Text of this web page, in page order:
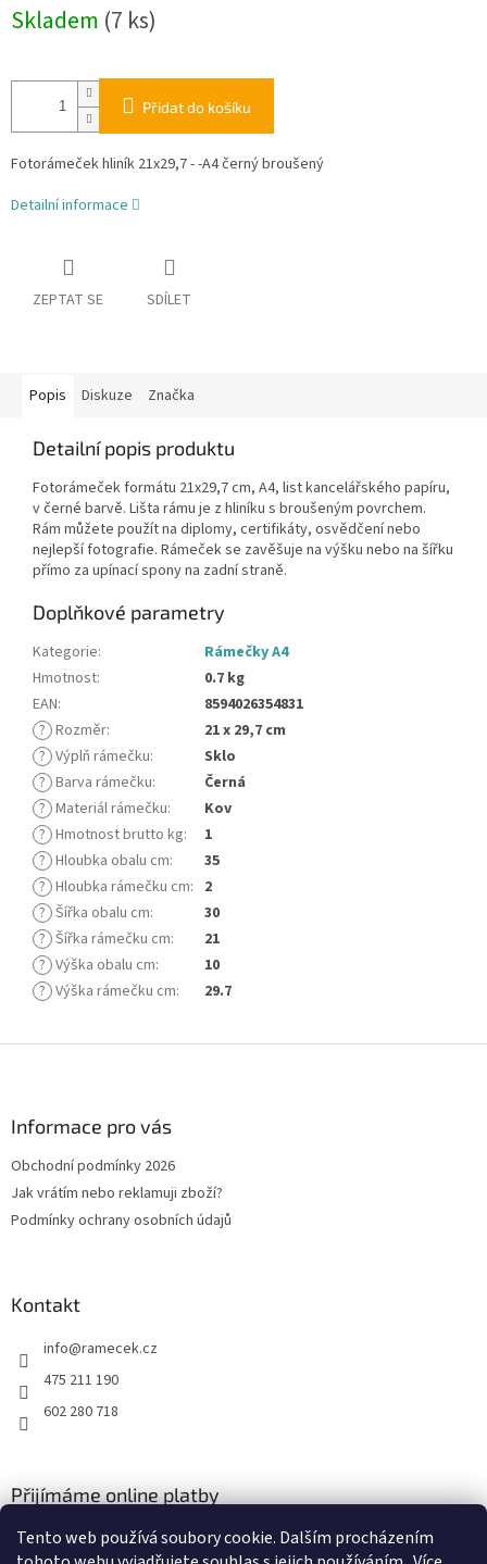
Tento web používá soubory cookie. Dalším procházením
cena:
Skladem (7 ks)
Přidat do košíku
Fotorámeček hliník 21x29,7 - -A4 černý broušený
Detailní informace
ZEPTAT SE SDÍLET
Popis Diskuze Značka
Detailní popis produktu
Fotorámeček formátu 21x29,7 cm, A4, list kancelářského papíru,
v černé barvě. Lišta rámu je z hliníku s broušeným povrchem.
Rám můžete použít na diplomy, certifikáty, osvědčení nebo
nejlepší fotografie. Rámeček se zavěšuje na výšku nebo na šířku
přímo za upínací spony na zadní straně.
Doplňkové parametry
Kategorie:
Rámečky A4
Hmotnost:
0.7 kg
EAN:
8594026354831
? Rozměr:
21 x 29,7 cm
? Výplň rámečku:
Sklo
? Barva rámečku:
Černá
? Materiál rámečku:
Kov
? Hmotnost brutto kg:
1
? Hloubka obalu cm:
35
? Hloubka rámečku cm: 2
? Šířka obalu cm:
30
? Šířka rámečku cm:
21
? Výška obalu cm:
10
? Výška rámečku cm: 29.7
Informace pro vás
Obchodní podmínky 2026
Jak vrátím nebo reklamuji zboží?
Podmínky ochrany osobních údajů
Kontakt
info@ramecek.cz
475 211 190
602 280 718
Přijímáme online platby